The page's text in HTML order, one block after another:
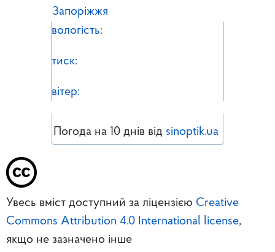
Запоріжжя
вологість:
тиск:
вітер:
Погода на 10 днів від sinoptik.ua
Увесь вміст доступний за ліцензією Creative
Commons Attribution 4.0 International license,
якщо не зазначено інше